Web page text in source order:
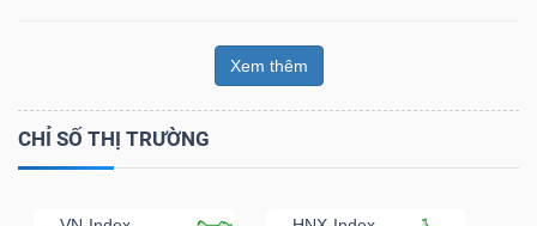
Xem thêm
CHỈ SỐ THỊ TRƯỜNG
(-)